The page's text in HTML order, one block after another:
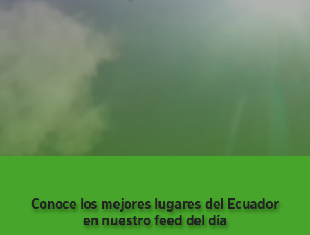
Conoce los mejores lugares del Ecuador
en nuestro feed del día